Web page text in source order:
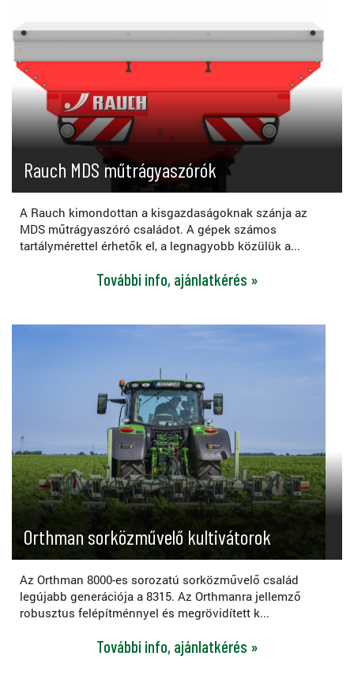
Rauch MDS műtrágyaszórók
A Rauch kimondottan a kisgazdaságoknak szánja az
MDS műtrágyaszóró családot. A gépek számos
tartálymérettel érhetők el, a legnagyobb közülük a...
További info, ajánlatkérés »
Orthman sorközművelő kultivátorok
Az Orthman 8000-es sorozatú sorközművelő család
legújabb generációja a 8315. Az Orthmanra jellemző
robusztus felépítménnyel és megrövidített k...
További info, ajánlatkérés »